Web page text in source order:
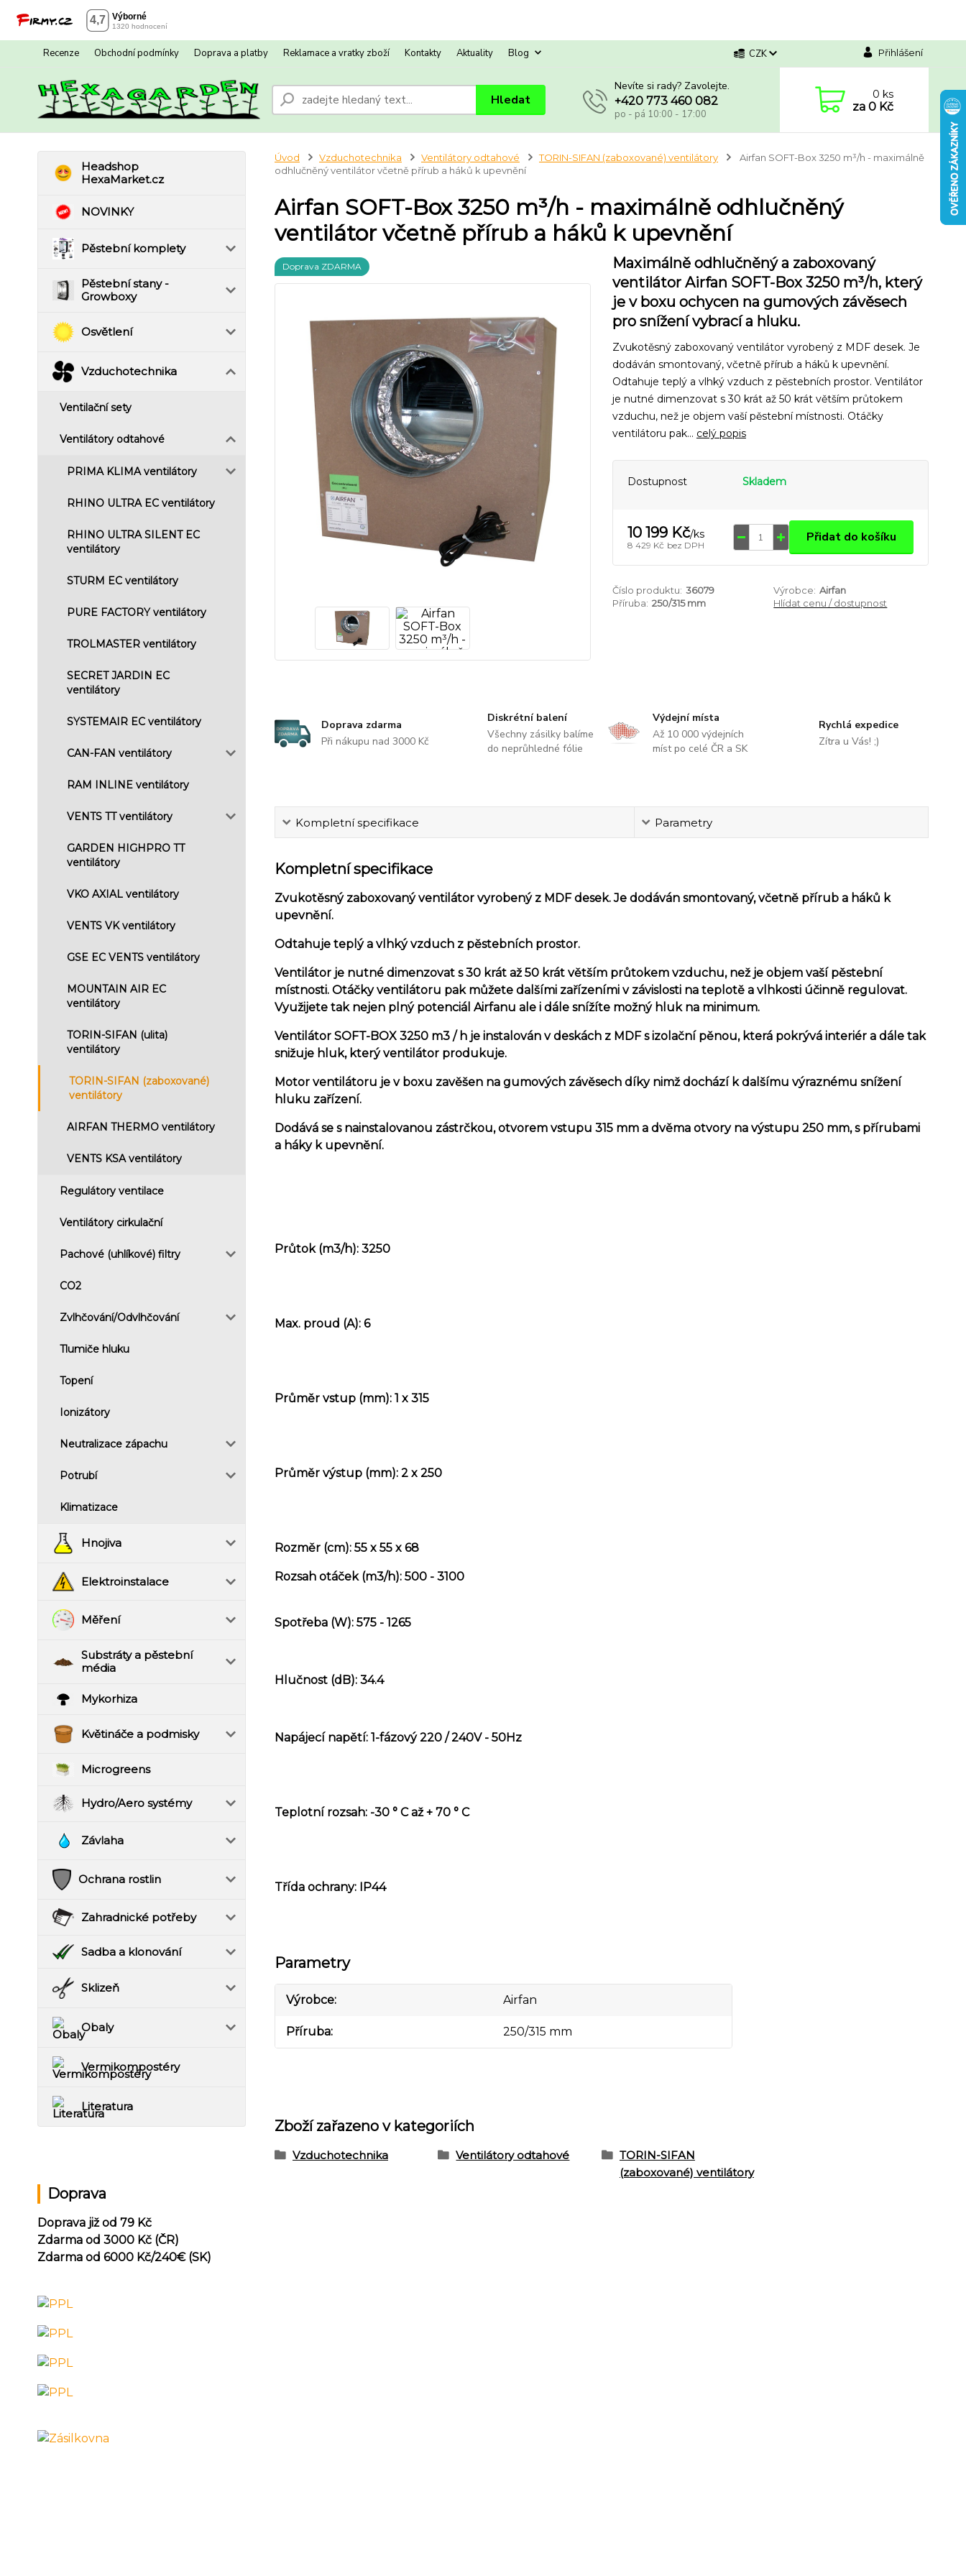
Recenze Obchodní podmínky Doprava a platby Reklamace a vratky zboží Kontakty Aktuality Blog CZK Přihlášení
Hledat
Nevíte si rady? Zavolejte.
+420 773 460 082
po - pá 10:00 - 17:00
0ks
za 0 Kč
Headshop
HexaMarket.cz
NOVINKY
Pěstební komplety
Pěstební stany -
Growboxy
Osvětlení
Vzduchotechnika
Ventilační sety
Ventilátory odtahové
PRIMA KLIMA ventilátory
RHINO ULTRA EC ventilátory
RHINO ULTRA SILENT EC
ventilátory
STURM EC ventilátory
PURE FACTORY ventilátory
TROLMASTER ventilátory
SECRET JARDIN EC
ventilátory
SYSTEMAIR EC ventilátory
CAN-FAN ventilátory
RAM INLINE ventilátory
VENTS TT ventilátory
GARDEN HIGHPRO TT
ventilátory
VKO AXIAL ventilátory
VENTS VK ventilátory
GSE EC VENTS ventilátory
MOUNTAIN AIR EC
ventilátory
TORIN-SIFAN (ulita)
ventilátory
TORIN-SIFAN (zaboxované)
ventilátory
AIRFAN THERMO ventilátory
VENTS KSA ventilátory
Regulátory ventilace
Ventilátory cirkulační
Pachové (uhlíkové) filtry
CO2
Zvlhčování/Odvlhčování
Tlumiče hluku
Topení
Ionizátory
Neutralizace zápachu
Potrubí
Klimatizace
Hnojiva
Elektroinstalace
Měření
Substráty a pěstební
média
Mykorhiza
Květináče a podmisky
Microgreens
Hydro/Aero systémy
Závlaha
Ochrana rostlin
Zahradnické potřeby
Sadba a klonování
Sklizeň
Obaly
Vermikompostéry
Literatura
Doprava
Doprava již od 79 Kč
Zdarma od 3000 Kč (ČR)
Zdarma od 6000 Kč/240€ (SK)
Úvod Vzduchotechnika Ventilátory odtahové TORIN-SIFAN (zaboxované) ventilátory
Airfan SOFT-Box 3250 m³/h - maximálně
odhlučněný ventilátor včetně přírub a háků k upevnění
Airfan SOFT-Box 3250 m³/h - maximálně odhlučněný
ventilátor včetně přírub a háků k upevnění
Doprava ZDARMA
Maximálně odhlučněný a zaboxovaný
ventilátor Airfan SOFT-Box 3250 m³/h, který
je v boxu ochycen na gumových závěsech
pro snížení vybrací a hluku.
Zvukotěsný zaboxovaný ventilátor vyrobený z MDF desek. Je
dodáván smontovaný, včetně přírub a háků k upevnění.
Odtahuje teplý a vlhký vzduch z pěstebních prostor. Ventilátor
je nutné dimenzovat s 30 krát až 50 krát větším průtokem
vzduchu, než je objem vaší pěstební místnosti. Otáčky
ventilátoru pak... celý popis
Dostupnost Skladem
10 199 Kč/ks
8 429 Kč bez DPH Přidat do košíku
Číslo produktu: 36079 Výrobce: Airfan
Příruba: 250/315 mm Hlídat cenu / dostupnost
Doprava zdarma
Při nákupu nad 3000 Kč
Diskrétní balení
Všechny zásilky balíme
do neprůhledné fólie
Výdejní místa
Až 10 000 výdejních
míst po celé ČR a SK
Rychlá expedice
Zítra u Vás! ;)
Kompletní specifikace Parametry
Kompletní specifikace
Zvukotěsný zaboxovaný ventilátor vyrobený z MDF desek. Je dodáván smontovaný, včetně přírub a háků k
upevnění.
Odtahuje teplý a vlhký vzduch z pěstebních prostor.
Ventilátor je nutné dimenzovat s 30 krát až 50 krát větším průtokem vzduchu, než je objem vaší pěstební
místnosti. Otáčky ventilátoru pak můžete dalšími zařízeními v závislosti na teplotě a vlhkosti účinně regulovat.
Využijete tak nejen plný potenciál Airfanu ale i dále snížíte možný hluk na minimum.
Ventilátor SOFT-BOX 3250 m3 / h je instalován v deskách z MDF s izolační pěnou, která pokrývá interiér a dále tak
snižuje hluk, který ventilátor produkuje.
Motor ventilátoru je v boxu zavěšen na gumových závěsech díky nimž dochází k dalšímu výraznému snížení
hluku zařízení.
Dodává se s nainstalovanou zástrčkou, otvorem vstupu 315 mm a dvěma otvory na výstupu 250 mm, s přírubami
a háky k upevnění.
Průtok (m3/h): 3250
Max. proud (A): 6
Průměr vstup (mm): 1 x 315
Průměr výstup (mm): 2 x 250
Rozměr (cm): 55 x 55 x 68
Rozsah otáček (m3/h): 500 - 3100
Spotřeba (W): 575 - 1265
Hlučnost (dB): 34.4
Napájecí napětí: 1-fázový 220 / 240V - 50Hz
Teplotní rozsah: -30 ° C až + 70 ° C
Třída ochrany: IP44
Parametry
Výrobce Airfan
Příruba 250/315 mm
Zboží zařazeno v kategoriích
Vzduchotechnika Ventilátory odtahové
TORIN-SIFAN
(zaboxované) ventilátory